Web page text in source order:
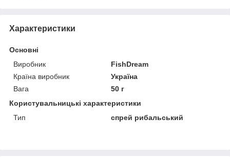
Характеристики
Основні
Виробник
FishDream
Країна виробник
Україна
Вага
50 г
Користувальницькі характеристики
Тип
спрей рибальський